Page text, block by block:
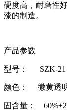
硬度高，耐磨性
漆的制造。
产品参数
型号： SZK-21
颜色： 微黄透
固含量：